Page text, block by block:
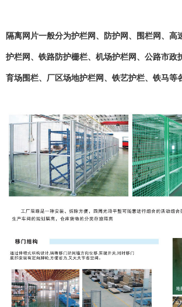
隔离网片一般分为护栏网、防护网、围栏网、高
护栏网、铁路防护栅栏、机场护栏网、公路市政
育场围栏、厂区场地护栏网、铁艺护栏、铁马等